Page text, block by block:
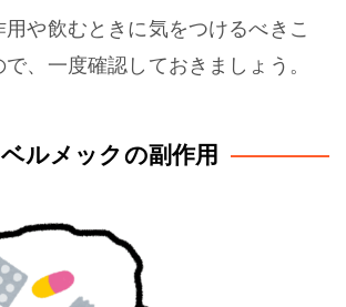
や飲むときに気をつけるべきこ
、一度確認しておきましょう。
ルメックの副作用